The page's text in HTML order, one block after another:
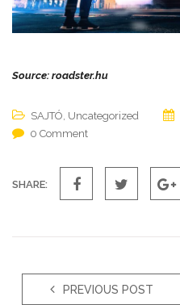
Source: roadster.hu
SAJTÓ, Uncategorized
0 Comment
SHARE:
PREVIOUS POST